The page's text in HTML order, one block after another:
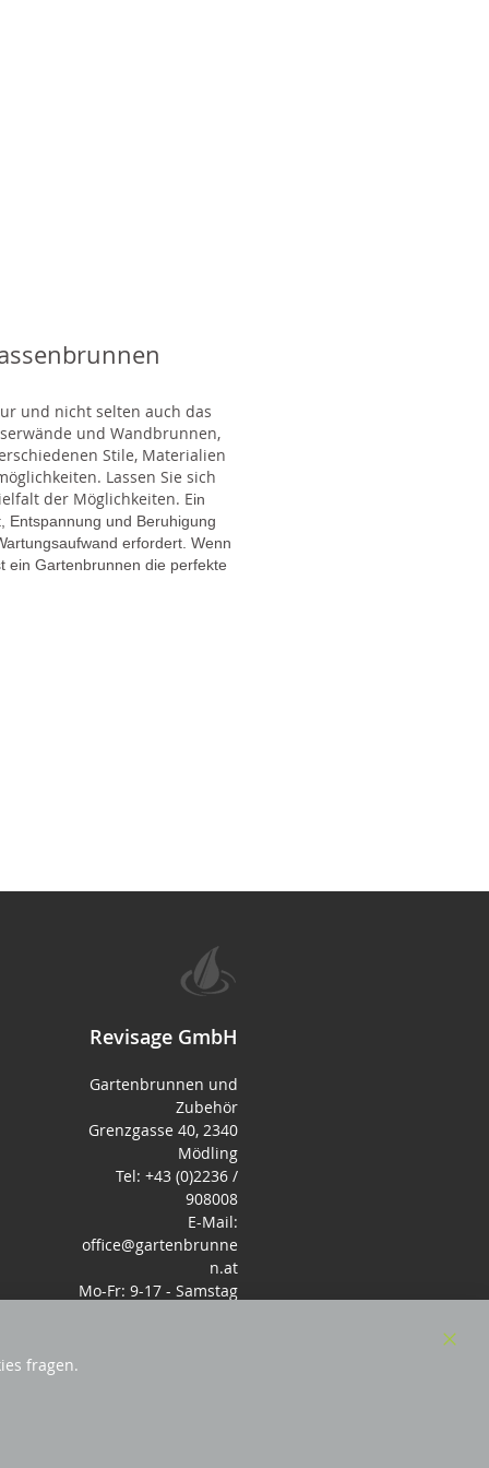
und nicht selten auch das
und Wandbrunnen,
Stile, Materialien
Lassen Sie sich
der Möglichkeiten. Ein
Entspannung und Beruhigung
erfordert. Wenn
ein Gartenbrunnen die perfekte
Revisage GmbH
Gartenbrunnen und
Zubehör
Grenzgasse 40, 2340
Mödling
Tel: +43 (0)2236 /
908008
E-Mail:
office@gartenbrunne
n.at
Mo-Fr: 9-17 - Samstag
fragen.